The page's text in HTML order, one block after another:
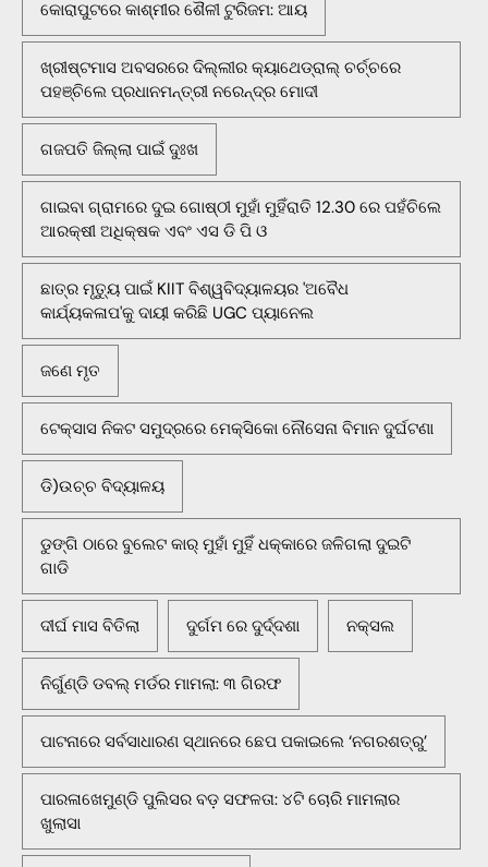
କୋରାପୁଟରେ କାଶ୍ମୀର ଶୈଳୀ ଟୁରିଜମ: ଆୟ
ଖ୍ରୀଷ୍ଟମାସ ଅବସରରେ ଦିଲ୍ଲୀର କ୍ୟାଥେଡ୍ରାଲ୍ ଚର୍ଚ୍ଚରେ
ପହଞ୍ଚିଲେ ପ୍ରଧାନମନ୍ତ୍ରୀ ନରେନ୍ଦ୍ର ମୋଦୀ
ଗଜପତି ଜିଲ୍ଲା ପାଇଁ ଦୁଃଖ
ଗାଇବା ଗ୍ରାମରେ ଦୁଇ ଗୋଷ୍ଠୀ ମୁହାଁ ମୁହିଁରାତି 12.30 ରେ ପହଁଚିଲେ
ଆରକ୍ଷୀ ଅଧିକ୍ଷକ ଏବଂ ଏସ ଡି ପି ଓ
ଛାତ୍ର ମୃତ୍ୟୁ ପାଇଁ KIIT ବିଶ୍ୱବିଦ୍ୟାଳୟର 'ଅବୈଧ
କାର୍ଯ୍ୟକଳାପ'କୁ ଦାୟୀ କରିଛି UGC ପ୍ୟାନେଲ
ଜଣେ ମୃତ
ଟେକ୍ସାସ ନିକଟ ସମୁଦ୍ରରେ ମେକ୍ସିକୋ ନୌସେନା ବିମାନ ଦୁର୍ଘଟଣା
ଡି)ଉଚ୍ଚ ବିଦ୍ୟାଳୟ
ଡୁଙ୍ଗି ଠାରେ ବୁଲେଟ କାର୍ ମୁହାଁ ମୁହିଁ ଧକ୍କାରେ ଜଳିଗଲା ଦୁଇଟି
ଗାଡି
ଦୀର୍ଘ ମାସ ବିତିଲା ଦୁର୍ଗମ ରେ ଦୁର୍ଦ୍ଦଶା ନକ୍ସଲ
ନିର୍ଗୁଣ୍ଡି ଡବଲ୍ ମର୍ଡର ମାମଲା: ୩ ଗିରଫ
ପାଟନାରେ ସର୍ବସାଧାରଣ ସ୍ଥାନରେ ଛେପ ପକାଇଲେ ‘ନଗରଶତ୍ରୁ’
ପାରଳାଖେମୁଣ୍ଡି ପୁଲିସର ବଡ଼ ସଫଳତା: ୪ଟି ଚୋରି ମାମଲାର
ଖୁଲାସା